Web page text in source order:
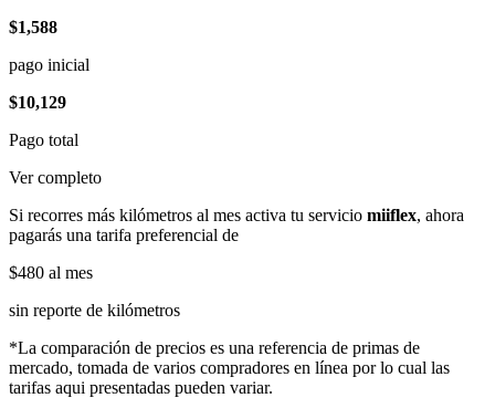
$1,588
pago inicial
$10,129
Pago total
Ver completo
Si recorres más kilómetros al mes activa tu servicio miiflex, ahora
pagarás una tarifa preferencial de
$480 al mes
sin reporte de kilómetros
*La comparación de precios es una referencia de primas de
mercado, tomada de varios compradores en línea por lo cual las
tarifas aqui presentadas pueden variar.